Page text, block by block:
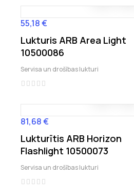
Cena
55,18 €
Lukturis ARB Area Light
10500086
Servisa un drošības lukturi
Cena
81,68 €
Lukturītis ARB Horizon
Flashlight 10500073
Servisa un drošības lukturi